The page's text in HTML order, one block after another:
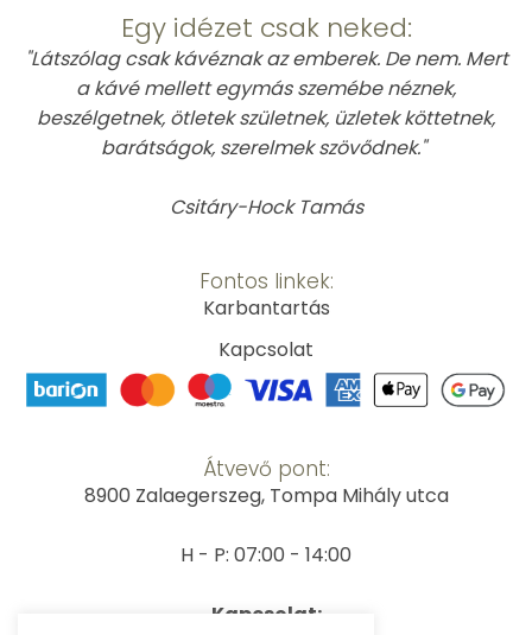
Egy idézet csak neked:
"Látszólag csak kávéznak az emberek. De nem. Mert
a kávé mellett egymás szemébe néznek,
beszélgetnek, ötletek születnek, üzletek köttetnek,
barátságok, szerelmek szövődnek."
Csitáry-Hock Tamás
Fontos linkek:
Karbantartás
Kapcsolat
Átvevő pont:
8900 Zalaegerszeg, Tompa Mihály utca
H - P: 07:00 - 14:00
Kapcsolat: